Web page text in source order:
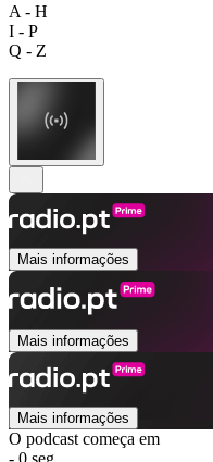
A - H
I - P
Q - Z
Mais informações
Mais informações
Mais informações
O podcast começa em